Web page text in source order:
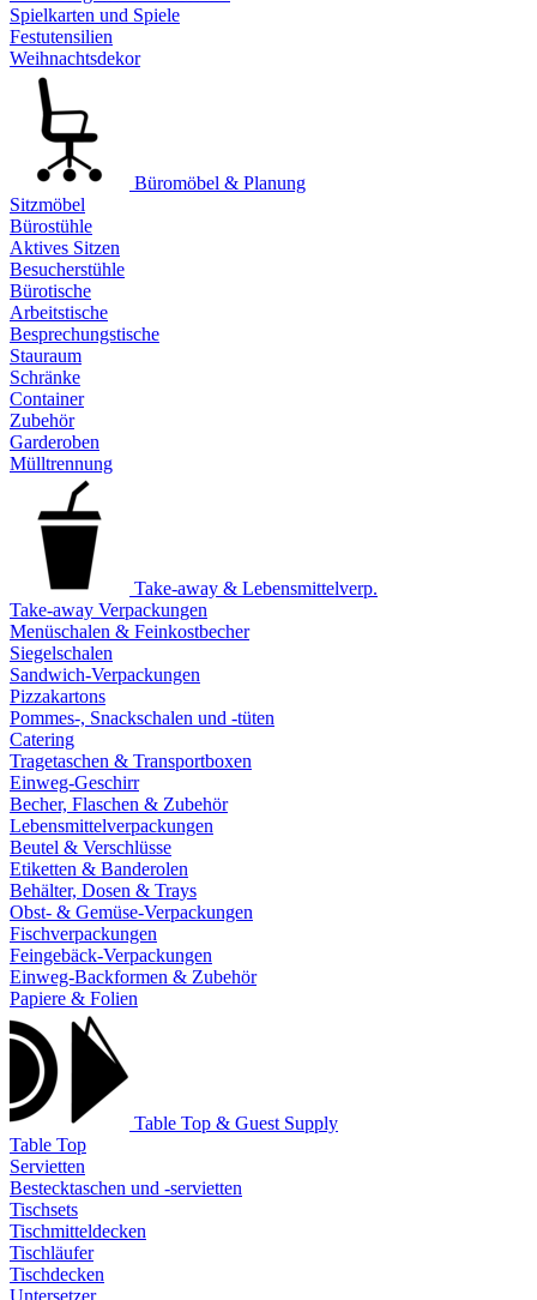
Spielkarten und Spiele
Festutensilien
Weihnachtsdekor
Büromöbel & Planung
Sitzmöbel
Bürostühle
Aktives Sitzen
Besucherstühle
Bürotische
Arbeitstische
Besprechungstische
Stauraum
Schränke
Container
Zubehör
Garderoben
Mülltrennung
Take-away & Lebensmittelverp.
Take-away Verpackungen
Menüschalen & Feinkostbecher
Siegelschalen
Sandwich-Verpackungen
Pizzakartons
Pommes-, Snackschalen und -tüten
Catering
Tragetaschen & Transportboxen
Einweg-Geschirr
Becher, Flaschen & Zubehör
Lebensmittelverpackungen
Beutel & Verschlüsse
Etiketten & Banderolen
Behälter, Dosen & Trays
Obst- & Gemüse-Verpackungen
Fischverpackungen
Feingebäck-Verpackungen
Einweg-Backformen & Zubehör
Papiere & Folien
Table Top & Guest Supply
Table Top
Servietten
Bestecktaschen und -servietten
Tischsets
Tischmitteldecken
Tischläufer
Tischdecken